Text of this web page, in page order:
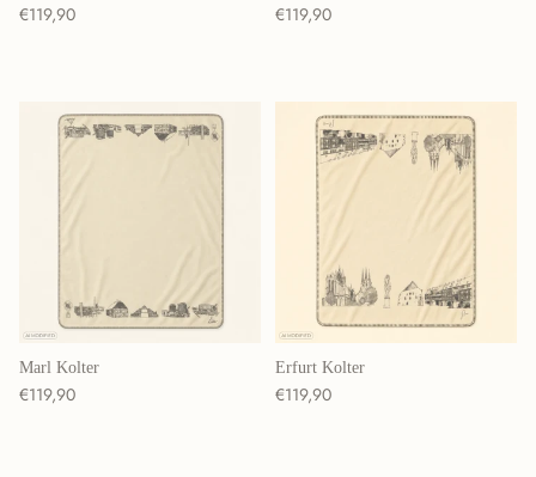
Normaler Preis
€119,90 Normaler Preis
€119,90
Marl Kolter
Normaler Preis
€119,90
Erfurt Kolter
Normaler Preis
€119,90